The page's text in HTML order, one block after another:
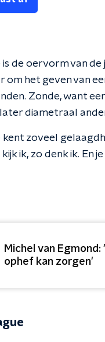
de oervorm van
om het geven van
Zonde, want
diametraal
zoveel
ik, zo denk ik. En
Michel van
ophef kan zorgen'